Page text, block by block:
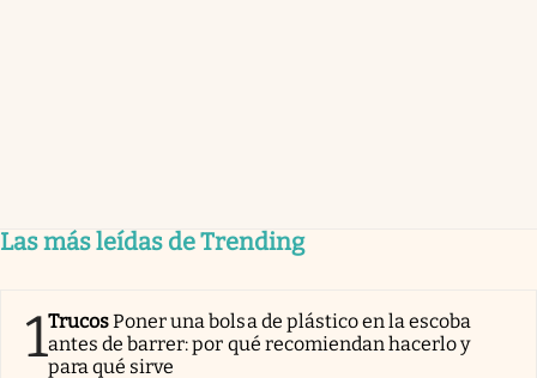
Las más leídas de Trending
1TrucosPoner una bolsa de plástico en la escoba
antes de barrer: por qué recomiendan hacerlo y
para qué sirve